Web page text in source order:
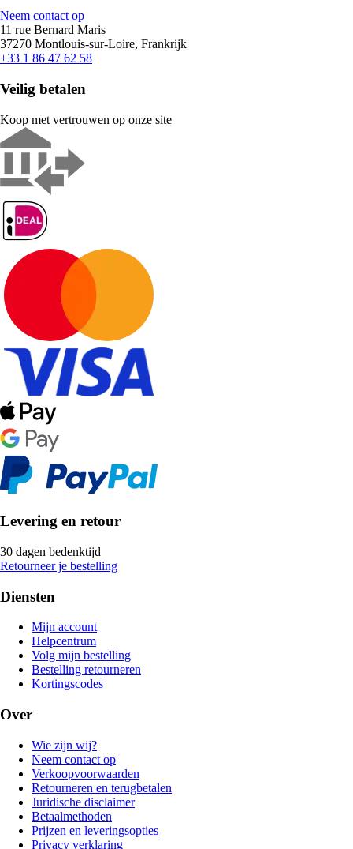
Neem contact op
11 rue Bernard Maris
37270 Montlouis-sur-Loire, Frankrijk
+33 1 86 47 62 58
Veilig betalen
Koop met vertrouwen op onze site
Levering en retour
30 dagen bedenktijd
Retourneer je bestelling
Diensten
Mijn account
Helpcentrum
Volg mijn bestelling
Bestelling retourneren
Kortingscodes
Over
Wie zijn wij?
Neem contact op
Verkoopvoorwaarden
Retourneren en terugbetalen
Juridische disclaimer
Betaalmethoden
Prijzen en leveringsopties
Privacy verklaring